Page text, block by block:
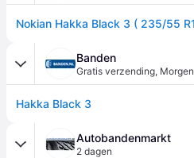
Banden
Gratis verzending, Morgen
Hakka Black 3
Autobandenmarkt
2 dagen